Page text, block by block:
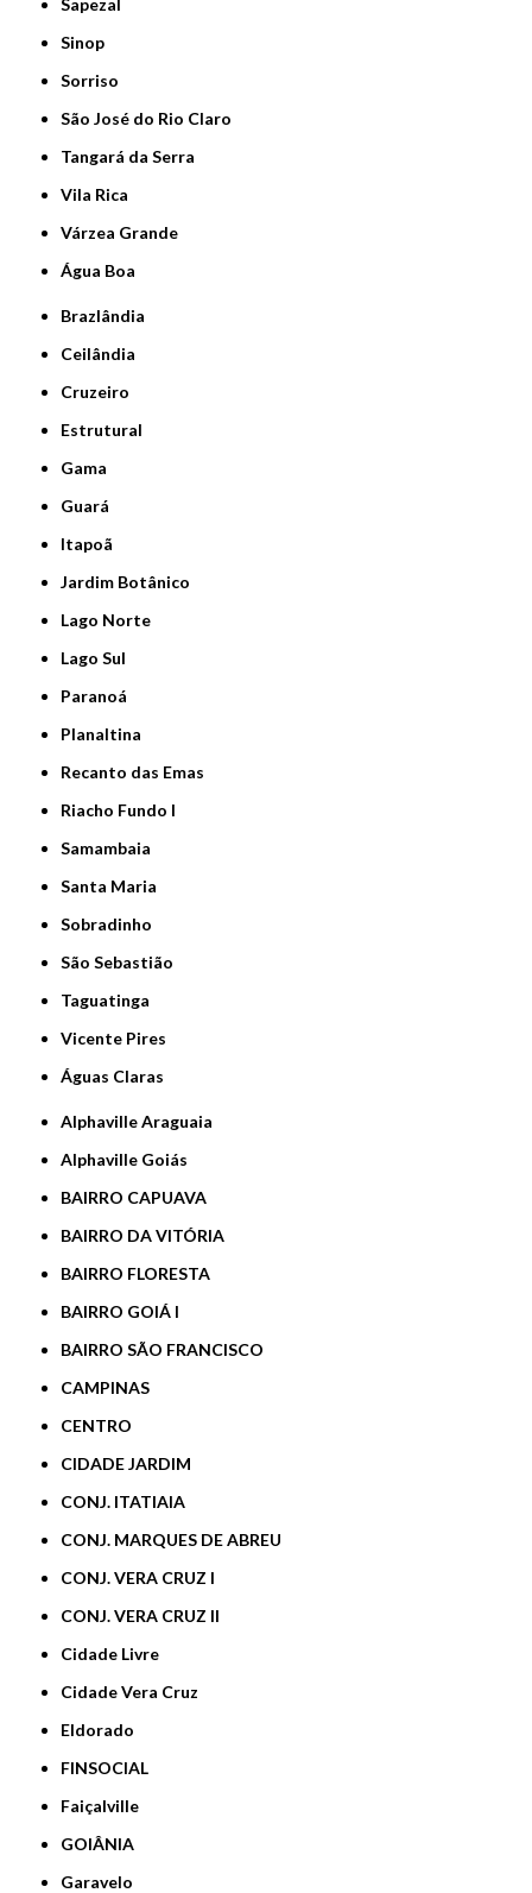
Sapezal
Sinop
Sorriso
São José do Rio Claro
Tangará da Serra
Vila Rica
Várzea Grande
Água Boa
Brazlândia
Ceilândia
Cruzeiro
Estrutural
Gama
Guará
Itapoã
Jardim Botânico
Lago Norte
Lago Sul
Paranoá
Planaltina
Recanto das Emas
Riacho Fundo I
Samambaia
Santa Maria
Sobradinho
São Sebastião
Taguatinga
Vicente Pires
Águas Claras
Alphaville Araguaia
Alphaville Goiás
BAIRRO CAPUAVA
BAIRRO DA VITÓRIA
BAIRRO FLORESTA
BAIRRO GOIÁ I
BAIRRO SÃO FRANCISCO
CAMPINAS
CENTRO
CIDADE JARDIM
CONJ. ITATIAIA
CONJ. MARQUES DE ABREU
CONJ. VERA CRUZ I
CONJ. VERA CRUZ II
Cidade Livre
Cidade Vera Cruz
Eldorado
FINSOCIAL
Faiçalville
GOIÂNIA
Garavelo